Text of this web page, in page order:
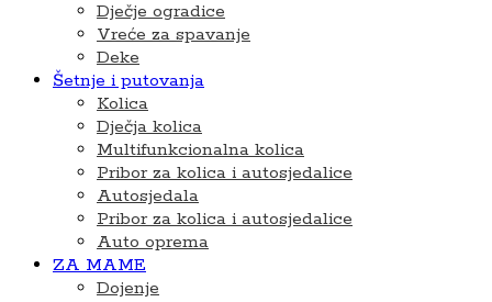
Dječje ogradice
Vreće za spavanje
Deke
Šetnje i putovanja
Kolica
Dječja kolica
Multifunkcionalna kolica
Pribor za kolica i autosjedalice
Autosjedala
Pribor za kolica i autosjedalice
Auto oprema
ZA MAME
Dojenje